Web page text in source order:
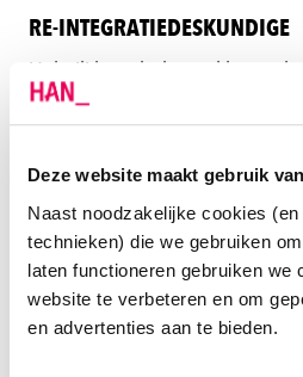
Deze website maakt gebruik
Naast noodzakelijke cookies
technieken) die we gebruiken
laten functioneren gebruiken we
website te verbeteren en om
en advertenties aan te bieden.
RE-INTEGRATIEDESKUNDIGE
Help jij langdurig werklozen
ondersteuning weer aan een
LOOPBAANADVISEUR
Je coacht mensen die twijfelen
ik, wat wil ik en zit ik met mijn